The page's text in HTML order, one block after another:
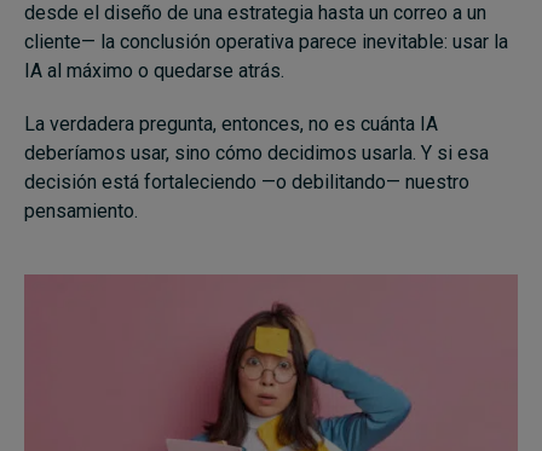
desde el diseño de una estrategia hasta un correo a un
cliente— la conclusión operativa parece inevitable: usar la
IA al máximo o quedarse atrás.
La verdadera pregunta, entonces, no es cuánta IA
deberíamos usar, sino cómo decidimos usarla. Y si esa
decisión está fortaleciendo —o debilitando— nuestro
pensamiento.